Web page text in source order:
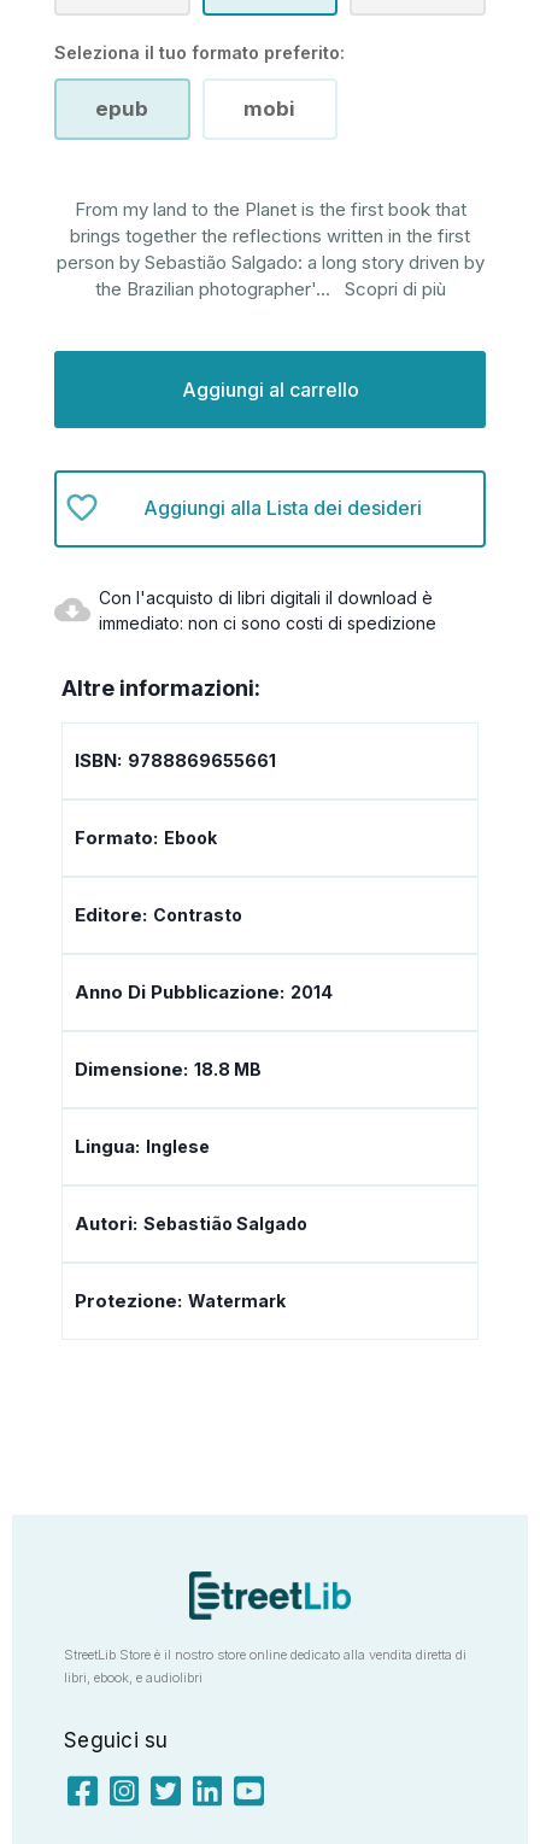
Seleziona il tuo formato preferito:
epub mobi
From my land to the Planet is the first book that
brings together the reflections written in the first
person by Sebastião Salgado: a long story driven by
the Brazilian photographer'... Scopri di più
Aggiungi alla Lista dei desideri
Con l'acquisto di libri digitali il download è
immediato: non ci sono costi di spedizione
Altre informazioni:
ISBN: 9788869655661
Formato: Ebook
Editore: Contrasto
Anno Di Pubblicazione: 2014
Dimensione: 18.8 MB
Lingua: Inglese
Autori: Sebastião Salgado
Protezione: Watermark
StreetLib Store è il nostro store online dedicato alla vendita diretta di
libri, ebook, e audiolibri
Seguici su